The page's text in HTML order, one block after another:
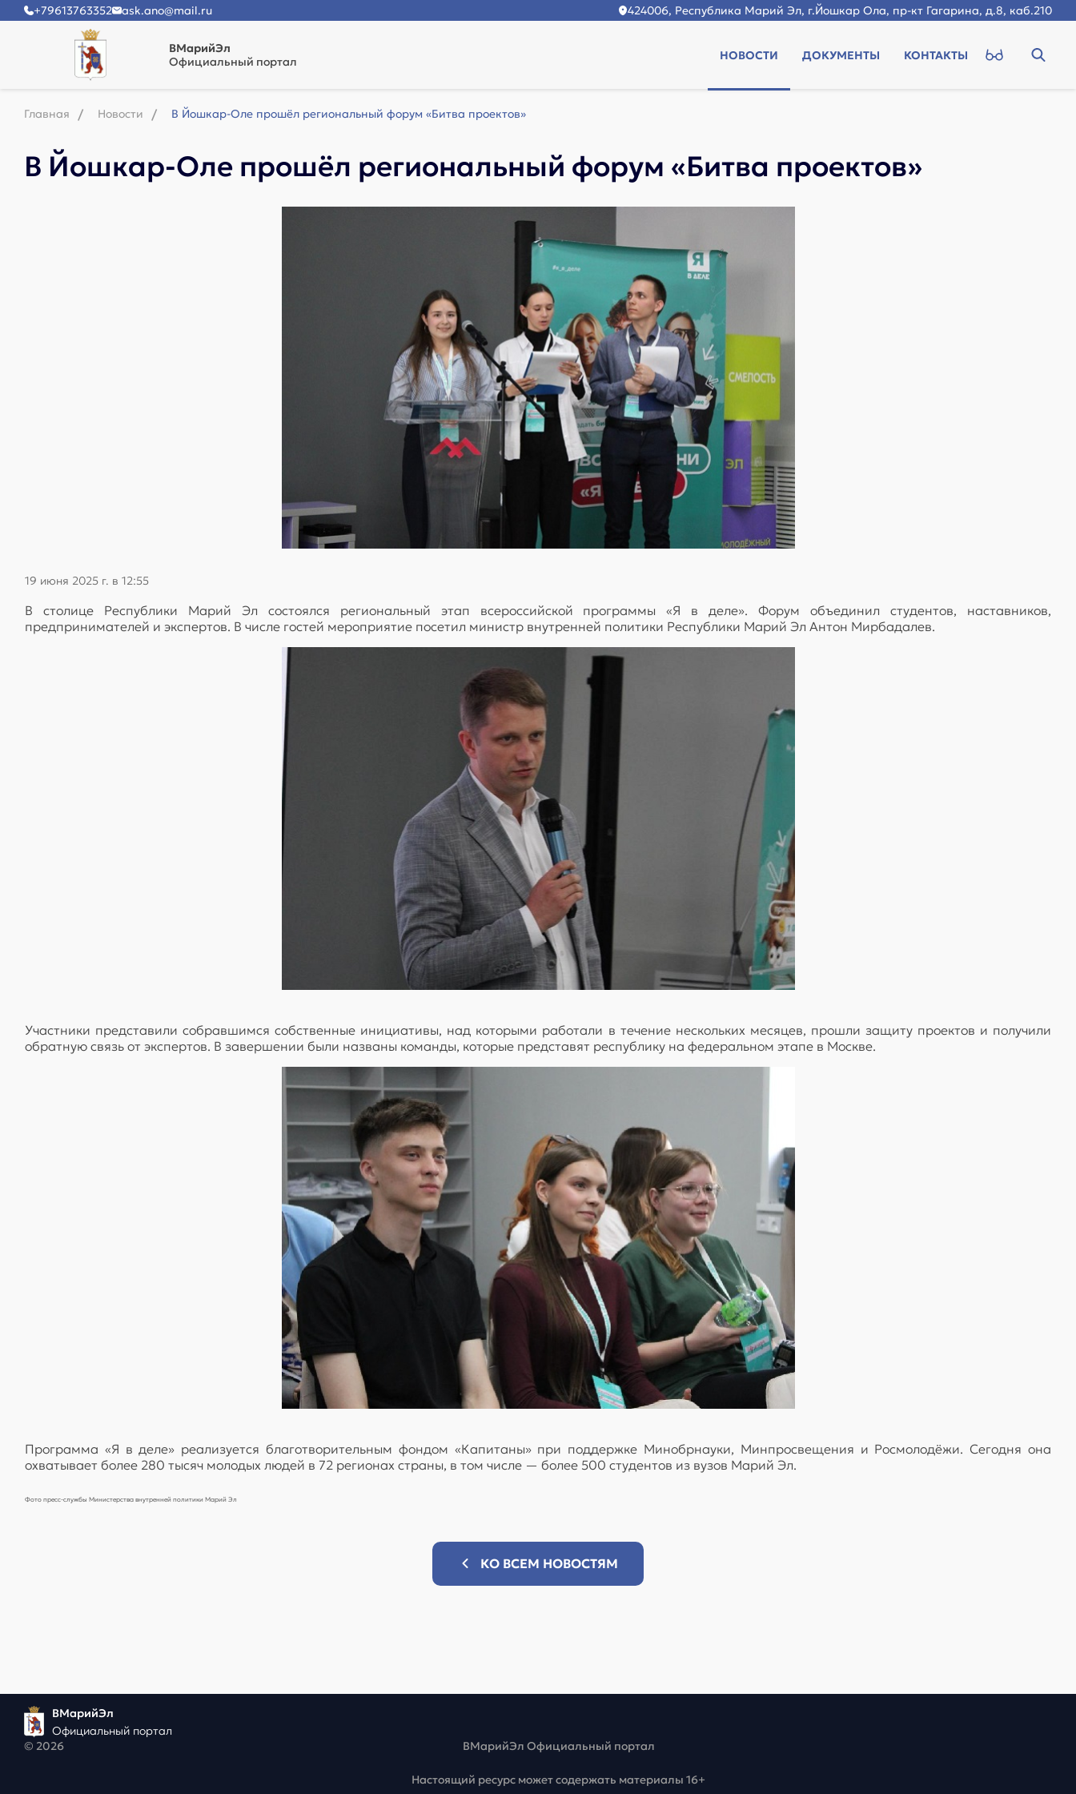
+79613763352 ask.ano@mail.ru 424006, Республика Марий Эл, г.Йошкар Ола, пр-кт Гагарина, д.8, каб.210
ВМарийЭл
Официальный портал
НОВОСТИ ДОКУМЕНТЫ КОНТАКТЫ
Главная Новости В Йошкар-Оле прошёл региональный форум «Битва проектов»
В Йошкар-Оле прошёл региональный форум «Битва проектов»
19 июня 2025 г. в 12:55
В столице Республики Марий Эл состоялся региональный этап всероссийской программы «Я в деле». Форум объединил студентов, наставников,
предпринимателей и экспертов. В числе гостей мероприятие посетил министр внутренней политики Республики Марий Эл Антон Мирбадалев.
Участники представили собравшимся собственные инициативы, над которыми работали в течение нескольких месяцев, прошли защиту проектов и получили
обратную связь от экспертов. В завершении были названы команды, которые представят республику на федеральном этапе в Москве.
Программа «Я в деле» реализуется благотворительным фондом «Капитаны» при поддержке Минобрнауки, Минпросвещения и Росмолодёжи. Сегодня она
охватывает более 280 тысяч молодых людей в 72 регионах страны, в том числе — более 500 студентов из вузов Марий Эл.
Фото пресс-службы Министерства внутренней политики Марий Эл
КО ВСЕМ НОВОСТЯМ
ВМарийЭл
Официальный портал
© 2026
ВМарийЭл Официальный портал
Настоящий ресурс может содержать материалы 16+